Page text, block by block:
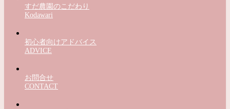
すだ農園のこだわり
Kodawari
初心者向けアドバイス
ADVICE
お問合せ
CONTACT